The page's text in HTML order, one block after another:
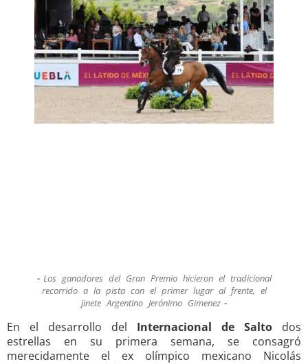
Los ganadores del Gran Premio hicieron el tradicional
recorrido a la pista con el primer lugar al frente, el
jinete Argentino Jerónimo Gimenez
En el desarrollo del Internacional de Salto dos
estrellas en su primera semana, se consagró
merecidamente el ex olímpico mexicano Nicolás